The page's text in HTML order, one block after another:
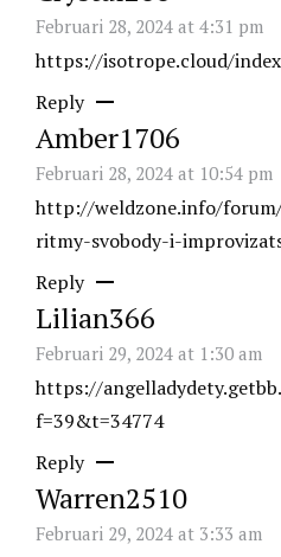
Februari 28, 2024 at 4:31 pm
https://isotrope.cloud/
Reply
Amber1706
Februari 28, 2024 at 10:54 pm
http://weldzone.info/
ritmy-svobody-i-
Reply
Lilian366
Februari 29, 2024 at 1:30 am
https://
f=39&t=34774
Reply
Warren2510
Februari 29, 2024 at 3:33 am